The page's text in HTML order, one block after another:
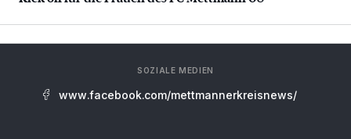
SOZIALE MEDIEN
www.facebook.com/mettmannerkreisnews/